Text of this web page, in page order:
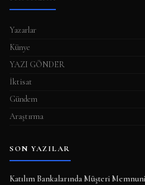
Yazarlar
Künye
YAZI GÖNDER
İktisat
Gündem
Araştırma
SON YAZILAR
Katılım Bankalarında Müşteri